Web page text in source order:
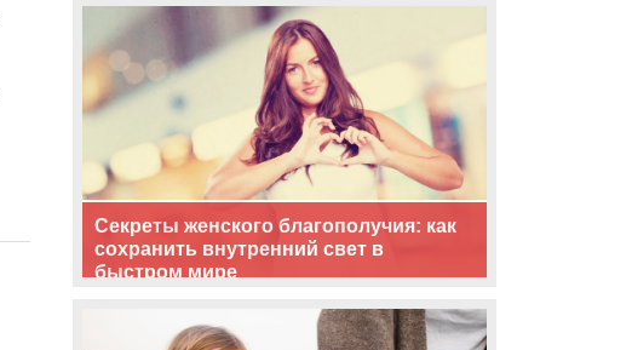
Секреты женского благополучия: как
сохранить внутренний свет в
быстром мире